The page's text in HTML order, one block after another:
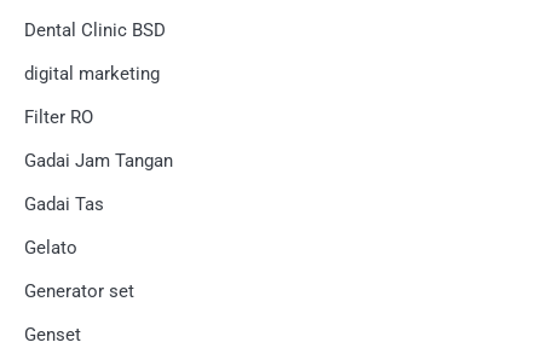
Dental Clinic BSD
digital marketing
Filter RO
Gadai Jam Tangan
Gadai Tas
Gelato
Generator set
Genset